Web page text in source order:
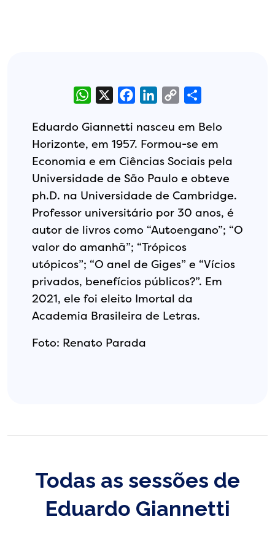
WhatsApp FacebookLinkedIn
Copy
Eduardo Giannetti nasceu em Belo
Horizonte, em 1957. Formou-se em
Economia e em Ciências Sociais pela
Universidade de São Paulo e obteve
ph.D. na Universidade de Cambridge.
Professor universitário por 30 anos, é
autor de livros como “Autoengano”; “O
valor do amanhã”; “Trópicos
utópicos”; “O anel de Giges” e “Vícios
privados, benefícios públicos?”. Em
2021, ele foi eleito Imortal da
Academia Brasileira de Letras.
Foto: Renato Parada
Todas as sessões de
Eduardo Giannetti